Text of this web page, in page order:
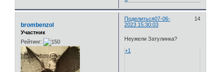
Поделиться 14
07-06-
2023 15:30:03
brombenzol
Участник
Рейтинг:
Неужели Затулинка?
+1